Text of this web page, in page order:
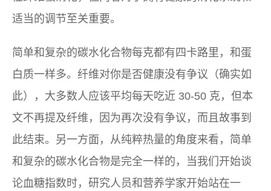
适当的调节至关重要。
简单和复杂的碳水化合物每克都有四卡路里，和蛋
白质一样多。纤维对你是否健康没有争议（确实如
此），大多数人应该平均每天吃近 30-50 克，但本
文不再提及纤维，因为再次没有争议，而且故事到
此结束。另一方面，从纯粹热量的角度来看，简单
和复杂的碳水化合物是完全一样的，当我们开始谈
论血糖指数时，研究人员和营养学家开始站在一